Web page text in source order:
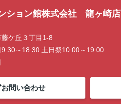
ション館株式会社 龍ヶ崎店
ケ丘３丁目1-8
9:30～18:30 土日祭10:00～19:00
お問い合わせ